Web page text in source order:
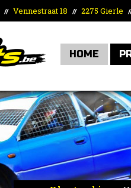
// Vennestraat 18 // 2275 Gierle
HOME